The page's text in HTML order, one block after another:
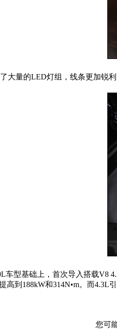
大量的LED灯组，线条更加锐
车型基础上，首次导入搭载V8
高到188kW和314N•m。而4.3L
您可